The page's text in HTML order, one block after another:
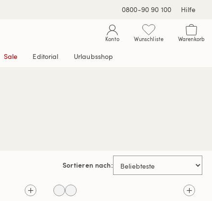
0800-90 90 100 Hilfe
Konto Wunschliste Warenkorb
Sale Editorial Urlaubsshop
Sortieren nach: